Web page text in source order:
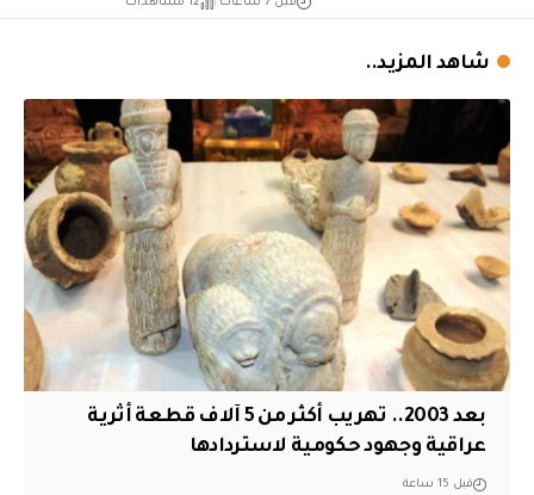
شاهد المزيد..
بعد 2003.. تهريب أكثر من 5 آلاف قطعة أثرية
عراقية وجهود حكومية لاستردادها
قبل 15 ساعة